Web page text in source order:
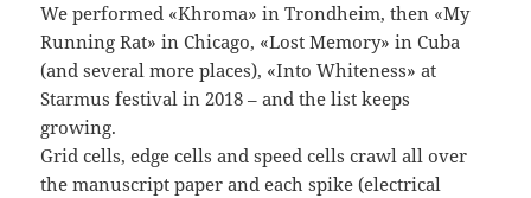
We performed «Khroma» in Trondheim, then «My
Running Rat» in Chicago, «Lost Memory» in Cuba
(and several more places), «Into Whiteness» at
Starmus festival in 2018 – and the list keeps
growing.
Grid cells, edge cells and speed cells crawl all over
the manuscript paper and each spike (electrical